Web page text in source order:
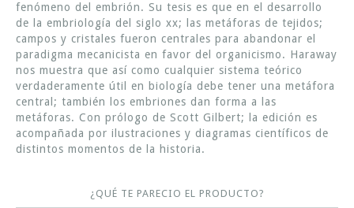
fenómeno del embrión. Su tesis es que en el desarrollo
de la embriología del siglo xx; las metáforas de tejidos;
campos y cristales fueron centrales para abandonar el
paradigma mecanicista en favor del organicismo. Haraway
nos muestra que así como cualquier sistema teórico
verdaderamente útil en biología debe tener una metáfora
central; también los embriones dan forma a las
metáforas. Con prólogo de Scott Gilbert; la edición es
acompañada por ilustraciones y diagramas científicos de
distintos momentos de la historia.
¿QUÉ TE PARECIO EL PRODUCTO?